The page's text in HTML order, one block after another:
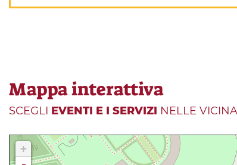
Mappa interattiva
SCEGLI EVENTI E I SERVIZI NELLE
+